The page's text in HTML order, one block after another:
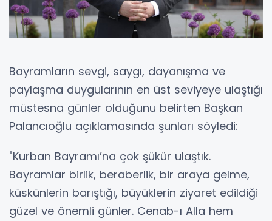
Bayramların sevgi, saygı, dayanışma ve
paylaşma duygularının en üst seviyeye ulaştığı
müstesna günler olduğunu belirten Başkan
Palancıoğlu açıklamasında şunları söyledi:
"Kurban Bayramı’na çok şükür ulaştık.
Bayramlar birlik, beraberlik, bir araya gelme,
küskünlerin barıştığı, büyüklerin ziyaret edildiği
güzel ve önemli günler. Cenab-ı Alla hem